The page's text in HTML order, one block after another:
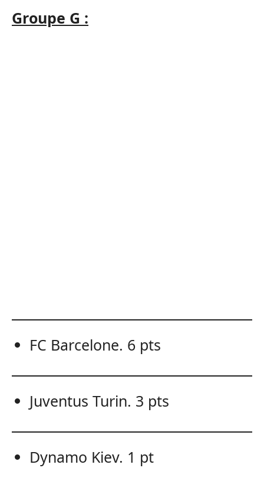
Groupe G :
FC Barcelone. 6 pts
Juventus Turin. 3 pts
Dynamo Kiev. 1 pt